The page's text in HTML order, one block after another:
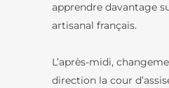
apprendre davantage
artisanal français.
L’après-midi,
direction la cour